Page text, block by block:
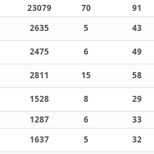
23079 70
91
2635 5
43
2475 6
49
2811 15
58
1528 8
29
1287 6
33
1637 5
32